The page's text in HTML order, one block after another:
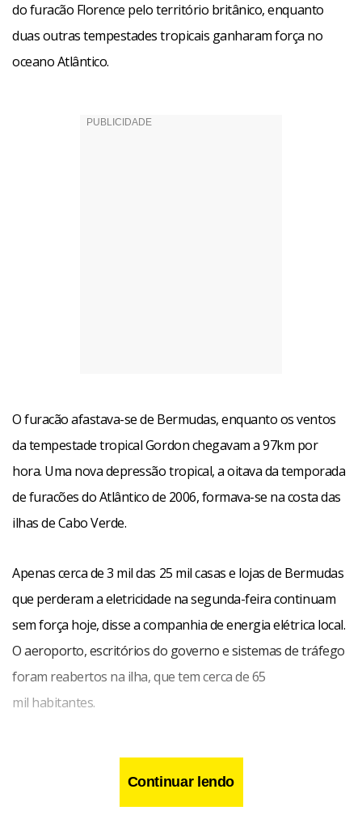
do furacão Florence pelo território britânico, enquanto
duas outras tempestades tropicais ganharam força no
oceano Atlântico.
O furacão afastava-se de Bermudas, enquanto os ventos
da tempestade tropical Gordon chegavam a 97km por
hora. Uma nova depressão tropical, a oitava da temporada
de furacões do Atlântico de 2006, formava-se na costa das
ilhas de Cabo Verde.
Apenas cerca de 3 mil das 25 mil casas e lojas de Bermudas
que perderam a eletricidade na segunda-feira continuam
sem força hoje, disse a companhia de energia elétrica local.
O aeroporto, escritórios do governo e sistemas de tráfego
foram reabertos na ilha, que tem cerca de 65
mil habitantes.
Continuar lendo